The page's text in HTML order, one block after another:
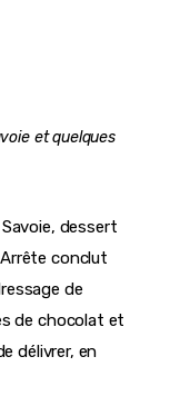
et quelques
dessert
conclut
de
de chocolat et
délivrer, en